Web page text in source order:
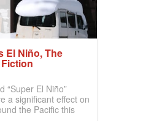
El Niño, The
“Super El Niño”
a significant effect on
the Pacific this